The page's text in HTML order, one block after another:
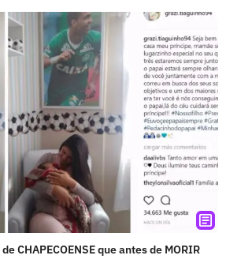
CHAPECOENSE que antes de MORIR